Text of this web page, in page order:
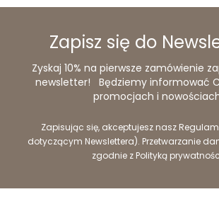
Zapisz się do
Zyskaj 10% na pierwsze zamówienie
newsletter! Będziemy informować
promocjach i
Zapisując się, akceptujesz nasz
dotyczącym Newslettera). Przetwarzanie
zgodnie z Polityką